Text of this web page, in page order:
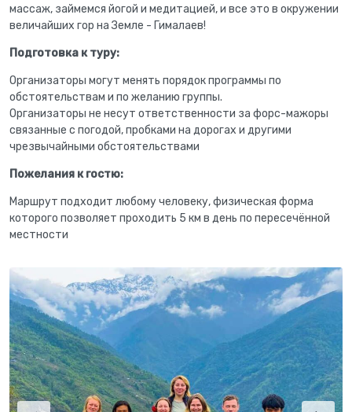
массаж, займемся йогой и медитацией, и все это в окружении
величайших гор на Земле - Гималаев!
Подготовка к туру:
Организаторы могут менять порядок программы по
обстоятельствам и по желанию группы.
Организаторы не несут ответственности за форс-мажоры
связанные с погодой, пробками на дорогах и другими
чрезвычайными обстоятельствами
Пожелания к гостю:
Маршрут подходит любому человеку, физическая форма
которого позволяет проходить 5 км в день по пересечённой
местности